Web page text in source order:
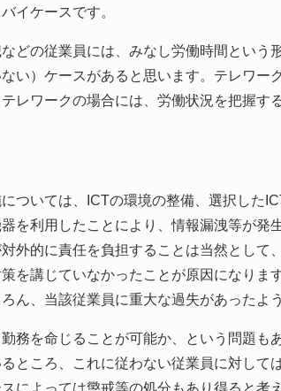
イケースです。
どの従業員には、みなし労働時間という
い）ケースがあると思います。テレワ
レワークの場合には、労働状況を把握
ついては、ICTの環境の整備、選択した
を利用したことにより、情報漏洩等が
外的に責任を負担することは当然とし
を講じていなかったことが原因になり
ん、当該従業員に重大な過失があったよ
務を命じることが可能か、という問題も
ところ、これに従わない従業員に対し
によっては懲戒等の処分もあり得ると